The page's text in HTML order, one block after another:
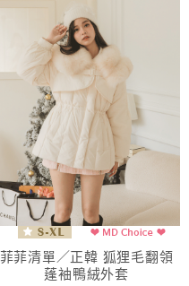
菲菲清單／正韓 狐狸毛翻領
蓬袖鴨絨外套